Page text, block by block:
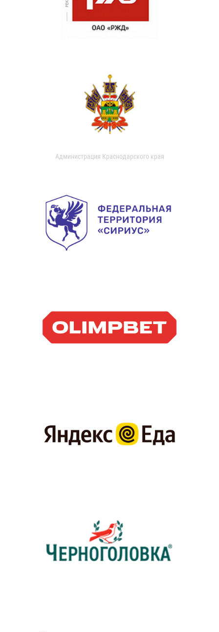
Администрация Краснодарского края